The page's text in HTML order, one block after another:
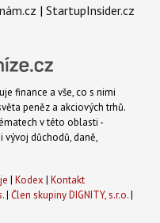
| StartupInsider.cz
finance a vše, co s nimi
peněz a akciových trhů.
v této oblasti -
vývoj důchodů, daně,
| Kodex | Kontakt
| Člen skupiny DIGNITY, s.r.o.|